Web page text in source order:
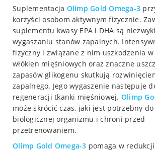
Suplementacja Olimp Gold Omega-3
korzyści osobom aktywnym fizycznie.
suplementu kwasy EPA i DHA są
wygaszaniu stanów zapalnych.
fizyczny i związane z nim uszkodzenia
włókien mięśniowych oraz znaczne
zapasów glikogenu skutkują
zapalnego. Jego wygaszenie następuje
regeneracji tkanki mięśniowej. Olimp
może skrócić czas, jaki jest potrzebny
biologicznej organizmu i chroni przed
przetrenowaniem.
Olimp Gold Omega-3 pomaga w